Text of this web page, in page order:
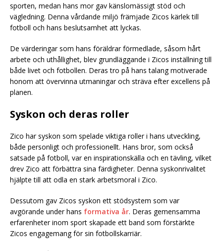
sporten, medan hans mor gav känslomässigt stöd och
vägledning. Denna vårdande miljö främjade Zicos kärlek till
fotboll och hans beslutsamhet att lyckas.
De värderingar som hans föräldrar förmedlade, såsom hårt
arbete och uthållighet, blev grundläggande i Zicos inställning till
både livet och fotbollen. Deras tro på hans talang motiverade
honom att övervinna utmaningar och sträva efter excellens på
planen.
Syskon och deras roller
Zico har syskon som spelade viktiga roller i hans utveckling,
både personligt och professionellt. Hans bror, som också
satsade på fotboll, var en inspirationskälla och en tävling, vilket
drev Zico att förbättra sina färdigheter. Denna syskonrivalitet
hjälpte till att odla en stark arbetsmoral i Zico.
Dessutom gav Zicos syskon ett stödsystem som var
avgörande under hans formativa år. Deras gemensamma
erfarenheter inom sport skapade ett band som förstärkte
Zicos engagemang för sin fotbollskarriär.